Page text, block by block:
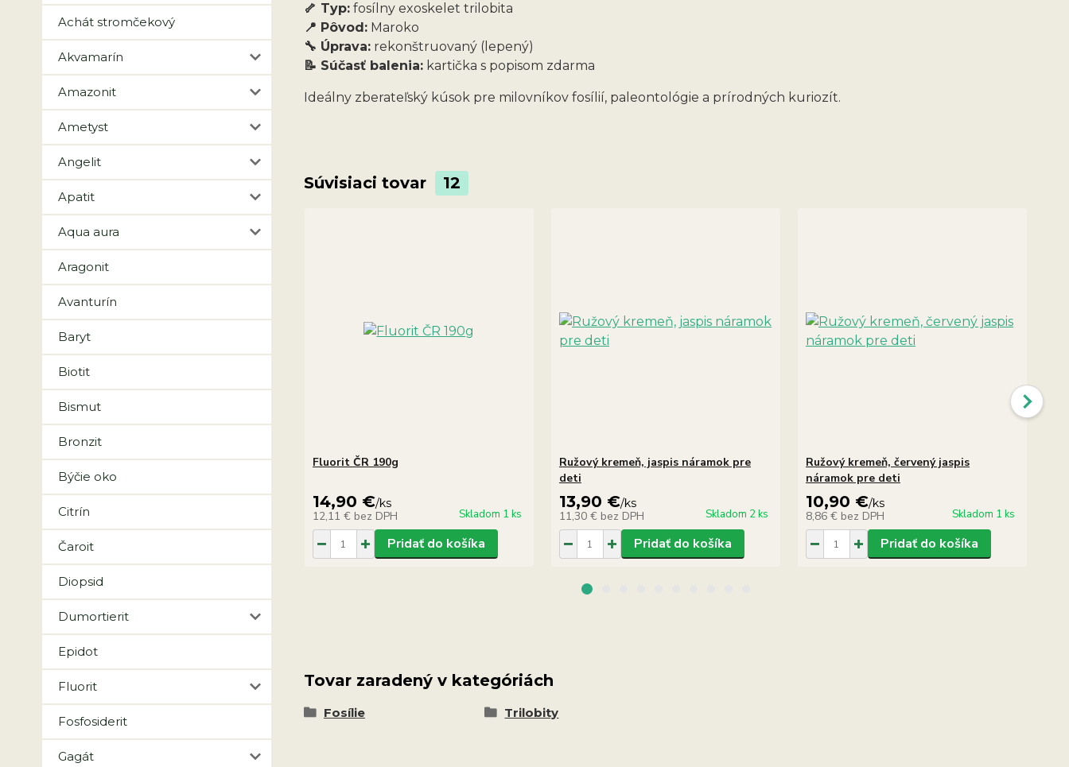
Achát stromčekový
Akvamarín
Amazonit
Ametyst
Angelit
Apatit
Aqua aura
Aragonit
Avanturín
Baryt
Biotit
Bismut
Bronzit
Býčie oko
Citrín
Čaroit
Diopsid
Dumortierit
Epidot
Fluorit
Fosfosiderit
Gagát
🦴 Typ:fosílny exoskelet trilobita
📍 Pôvod:Maroko
🔧 Úprava:rekonštruovaný (lepený)
📝 Súčasť balenia:kartička s popisom zdarma
Ideálny zberateľský kúsok pre milovníkov fosílií, paleontológie a prírodných kuriozít.
Súvisiaci tovar 12
Fluorit ČR 190g
14,90 €/ks
12,11 € bez DPH Skladom 1 ks
Pridať do košíka
Ružový kremeň, jaspis náramok pre
deti
13,90 €/ks
11,30 € bez DPH Skladom 2 ks
Pridať do košíka
Ružový kremeň, červený jaspis
náramok pre deti
10,90 €/ks
8,86 € bez DPH Skladom 1 ks
Pridať do košíka
Tovar zaradený v kategóriách
Fosílie Trilobity